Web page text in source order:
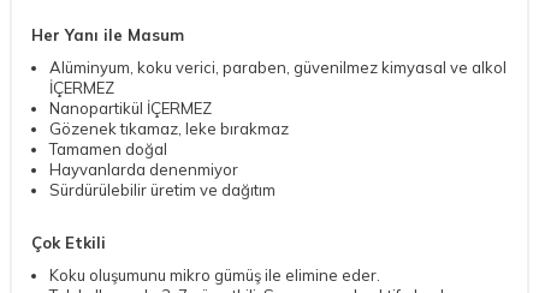
Her Yanı ile Masum
Alüminyum, koku verici, paraben, güvenilmez kimyasal ve alkol
İÇERMEZ
Nanopartikül İÇERMEZ
Gözenek tıkamaz, leke bırakmaz
Tamamen doğal
Hayvanlarda denenmiyor
Sürdürülebilir üretim ve dağıtım
Çok Etkili
Koku oluşumunu mikro gümüş ile elimine eder.